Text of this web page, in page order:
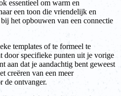
essentieel om warm en
een toon die vriendelijk en
het opbouwen van een connectie
templates of te formeel te
door specifieke punten uit je vorige
aan dat je aandachtig bent geweest
creëren van een meer
de ontvanger.